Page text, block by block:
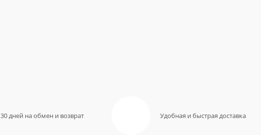
30 дней на обмен и возврат Удобная и быстрая доставка